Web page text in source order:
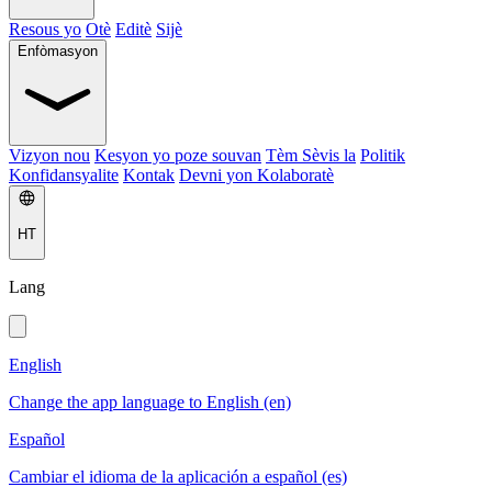
Resous yo Otè Editè Sijè
Enfòmasyon
Vizyon nou Kesyon yo poze souvan Tèm Sèvis la Politik
Konfidansyalite Kontak Devni yon Kolaboratè
HT
Lang
English
Change the app language to English (en)
Español
Cambiar el idioma de la aplicación a español (es)